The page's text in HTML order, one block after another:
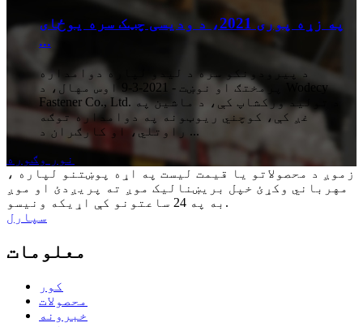
په زړه پوری 2021، د ودیسی چټک سره یوځای
...
د پیرودونکو سره د لیدو لپاره دوامداره
پرمختګ او نوښت - 2021-3-9 اوس مهال، د Wodecy
Fastener Co., Ltd. د تولید ورکشاپ کې، د ماشین په
غږ کې، کوچني ریوټونه په دوامداره توګه
راوتلي، او کارګران د ...
نور وګوره
زموږ د محصولاتو یا قیمت لیست په اړه پوښتنو لپاره ،
مهرباني وکړئ خپل بریښنالیک موږ ته پریږدئ او موږ
به په 24 ساعتونو کې اړیکه ونیسو.
سپارل
معلومات
کور
محصولات
خبرونه